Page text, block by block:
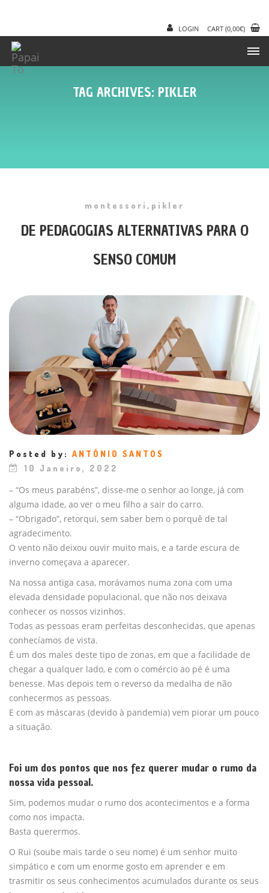
LOGIN CART (0,00€)
TAG ARCHIVES: PIKLER
montessori , pikler
DE PEDAGOGIAS ALTERNATIVAS PARA O
SENSO COMUM
Posted by: ANTÓNIO SANTOS
10 Janeiro, 2022
– “Os meus parabéns”, disse-me o senhor ao longe, já com
alguma idade, ao ver o meu filho a sair do carro.
– “Obrigado”, retorqui, sem saber bem o porquê de tal
agradecimento.
O vento não deixou ouvir muito mais, e a tarde escura de
inverno começava a aparecer.
Na nossa antiga casa, morávamos numa zona com uma
elevada densidade populacional, que não nos deixava
conhecer os nossos vizinhos.
Todas as pessoas eram perfeitas desconhecidas, que apenas
conhecíamos de vista.
É um dos males deste tipo de zonas, em que a facilidade de
chegar a qualquer lado, e com o comércio ao pé é uma
benesse. Mas depois tem o reverso da medalha de não
conhecermos as pessoas.
E com as máscaras (devido à pandemia) vem piorar um pouco
a situação.
Foi um dos pontos que nos fez querer mudar o rumo da
nossa vida pessoal.
Sim, podemos mudar o rumo dos acontecimentos e a forma
como nos impacta.
Basta querermos.
O Rui (soube mais tarde o seu nome) é um senhor muito
simpático e com um enorme gosto em aprender e em
trasmitir os seus conhecimentos acumulados durante os seus